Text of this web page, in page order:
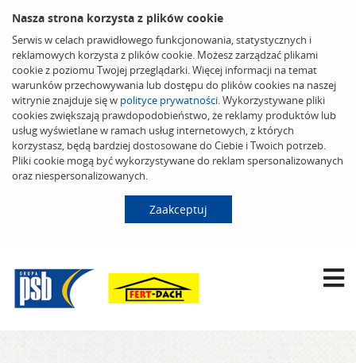
Nasza strona korzysta z plików cookie
Serwis w celach prawidłowego funkcjonowania, statystycznych i
reklamowych korzysta z plików cookie. Możesz zarządzać plikami
cookie z poziomu Twojej przeglądarki. Więcej informacji na temat
warunków przechowywania lub dostępu do plików cookies na naszej
witrynie znajduje się w polityce prywatności. Wykorzystywane pliki
cookies zwiększają prawdopodobieństwo, że reklamy produktów lub
usług wyświetlane w ramach usług internetowych, z których
korzystasz, będą bardziej dostosowane do Ciebie i Twoich potrzeb.
Pliki cookie mogą być wykorzystywane do reklam spersonalizowanych
oraz niespersonalizowanych.
Zaakceptuj